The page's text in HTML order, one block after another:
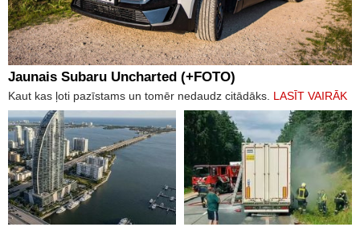
Jaunais Subaru Uncharted (+FOTO)
Kaut kas ļoti pazīstams un tomēr nedaudz citādāks. LASĪT VAIRĀK